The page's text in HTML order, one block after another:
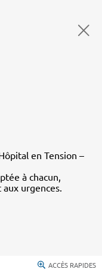
en Tension –
à chacun,
urgences.
ACCÈS RAPIDES